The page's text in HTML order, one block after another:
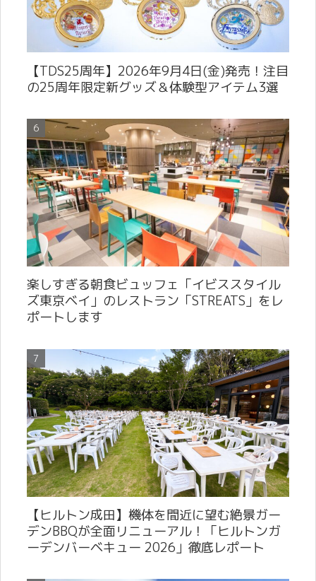
【TDS25周年】2026年9月4日(金)発売！注目
の25周年限定新グッズ＆体験型アイテム3選
楽しすぎる朝食ビュッフェ「イビススタイル
ズ東京ベイ」のレストラン「STREATS」をレ
ポートします
【ヒルトン成田】機体を間近に望む絶景ガー
デンBBQが全面リニューアル！「ヒルトンガ
ーデンバーベキュー 2026」徹底レポート